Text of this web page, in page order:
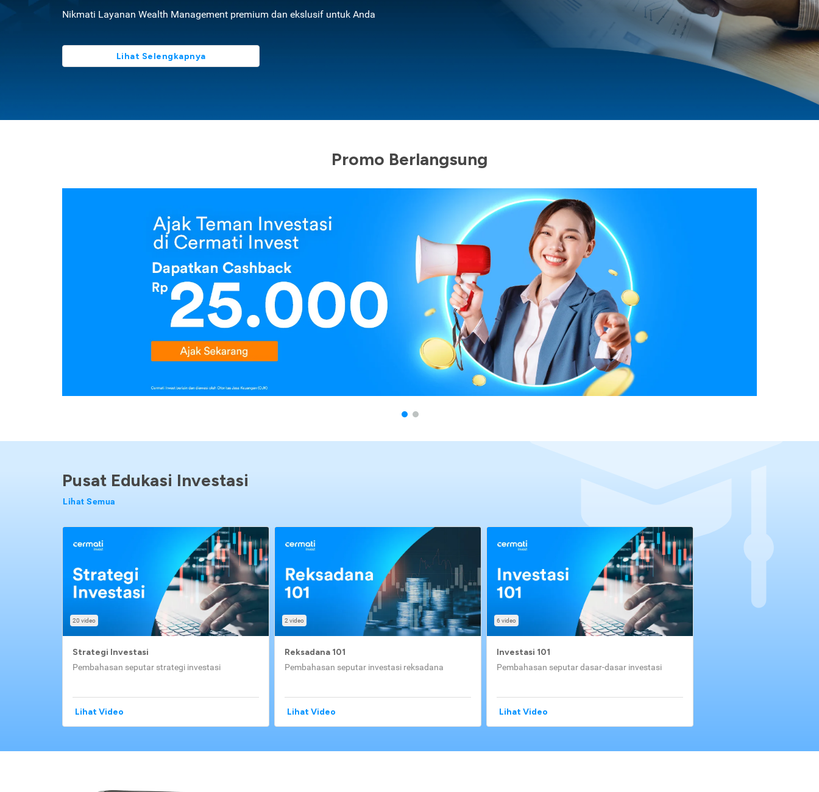
Nikmati Layanan Wealth Management premium dan ekslusif untuk Anda
Lihat Selengkapnya
Promo Berlangsung
Pusat Edukasi Investasi
Lihat Semua
20 video
Strategi Investasi
Pembahasan seputar strategi investasi
Lihat Video
2 video
Reksadana 101
Pembahasan seputar investasi reksadana
Lihat Video
6 video
Investasi 101
Pembahasan seputar dasar-dasar investasi
Lihat Video